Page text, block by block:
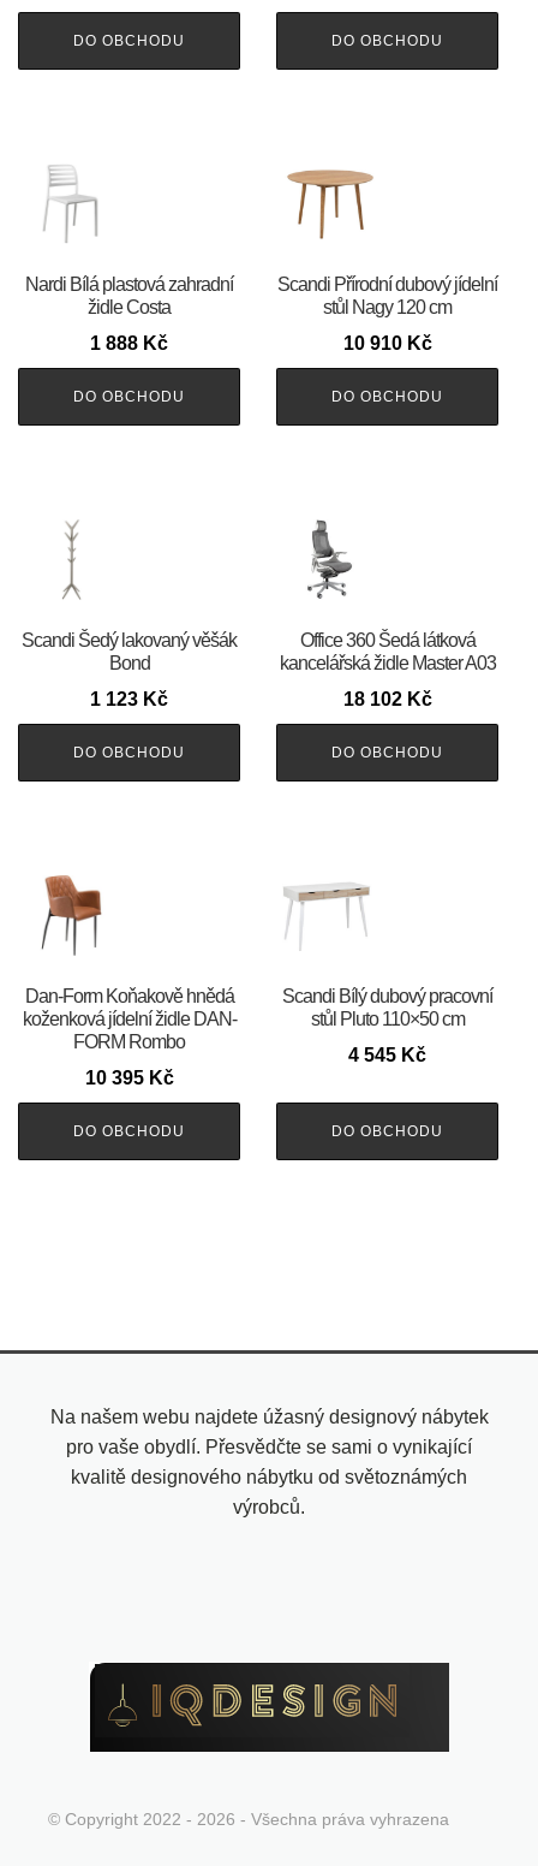
DO OBCHODU DO OBCHODU
Nardi Bílá plastová zahradní
židle Costa
1 888 Kč
DO OBCHODU
Scandi Přírodní dubový jídelní
stůl Nagy 120 cm
10 910 Kč
DO OBCHODU
Scandi Šedý lakovaný věšák
Bond
1 123 Kč
DO OBCHODU
Office 360 Šedá látková
kancelářská židle Master A03
18 102 Kč
DO OBCHODU
​​​​​Dan-Form Koňakově hnědá
koženková jídelní židle DAN-
FORM Rombo
10 395 Kč
DO OBCHODU
Scandi Bílý dubový pracovní
stůl Pluto 110×50 cm
4 545 Kč
DO OBCHODU
Na našem webu najdete úžasný designový nábytek
pro vaše obydlí. Přesvědčte se sami o vynikající
kvalitě designového nábytku od světoznámých
výrobců.
© Copyright 2022 - 2026 - Všechna práva vyhrazena